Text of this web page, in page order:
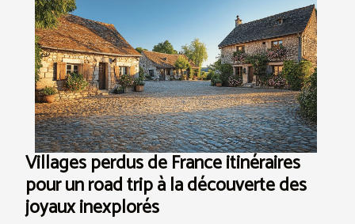
Villages perdus de France itinéraires
pour un road trip à la découverte des
joyaux inexplorés